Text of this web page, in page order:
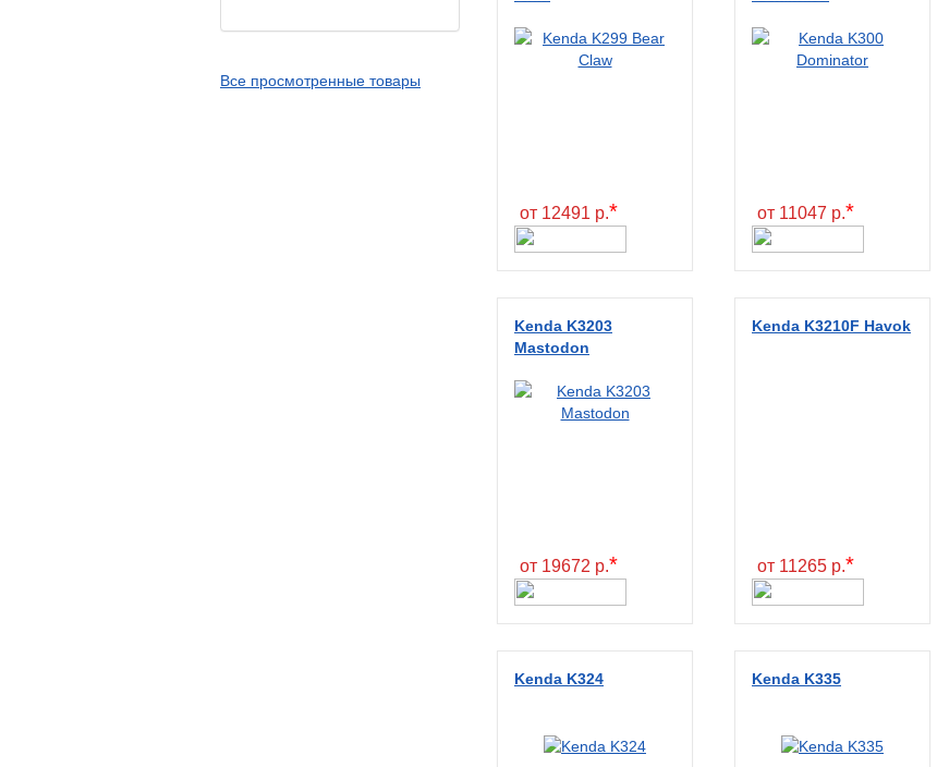
Maxxis
Все просмотренные товары
от 12491 р.* от 11047 р.*
Kenda K3203
Mastodon
от 19672 р.*
Kenda K3210F Havok
от 11265 р.*
Kenda K324 Kenda K335